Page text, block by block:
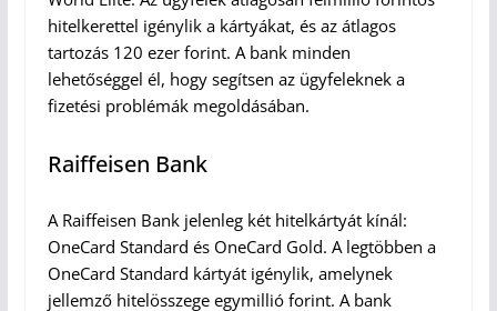
hitelkerettel igénylik a kártyákat, és az átlagos
tartozás 120 ezer forint. A bank minden
lehetőséggel él, hogy segítsen az ügyfeleknek a
fizetési problémák megoldásában.
Raiffeisen Bank
A Raiffeisen Bank jelenleg két hitelkártyát kínál:
OneCard Standard és OneCard Gold. A legtöbben a
OneCard Standard kártyát igénylik, amelynek
jellemző hitelösszege egymillió forint. A bank